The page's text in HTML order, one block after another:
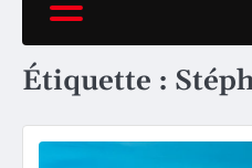
Étiquette :